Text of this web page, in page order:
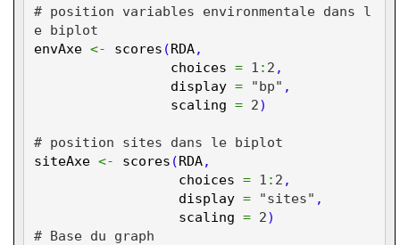
# position variables environmentale dans l
e biplot
envAxe <- scores (RDA,
choices = 1 : 2 ,
display = "bp" ,
scaling = 2)
# position sites dans le biplot
siteAxe <- scores (RDA,
choices = 1 : 2 ,
display = "sites" ,
scaling = 2)
# Base du graph